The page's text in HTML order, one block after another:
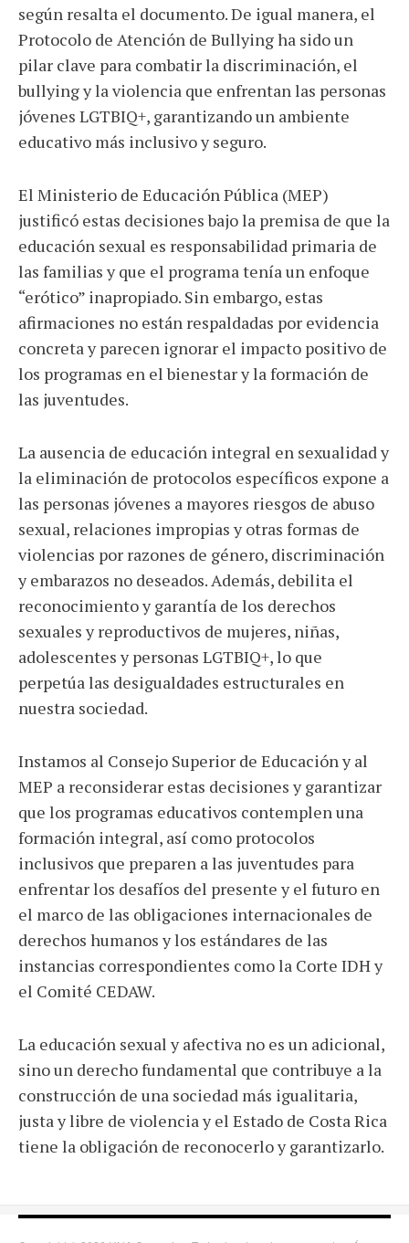
según resalta el documento. De igual manera, el
Protocolo de Atención de Bullying ha sido un
pilar clave para combatir la discriminación, el
bullying y la violencia que enfrentan las personas
jóvenes LGTBIQ+, garantizando un ambiente
educativo más inclusivo y seguro.
El Ministerio de Educación Pública (MEP)
justificó estas decisiones bajo la premisa de que la
educación sexual es responsabilidad primaria de
las familias y que el programa tenía un enfoque
“erótico” inapropiado. Sin embargo, estas
afirmaciones no están respaldadas por evidencia
concreta y parecen ignorar el impacto positivo de
los programas en el bienestar y la formación de
las juventudes.
La ausencia de educación integral en sexualidad y
la eliminación de protocolos específicos expone a
las personas jóvenes a mayores riesgos de abuso
sexual, relaciones impropias y otras formas de
violencias por razones de género, discriminación
y embarazos no deseados. Además, debilita el
reconocimiento y garantía de los derechos
sexuales y reproductivos de mujeres, niñas,
adolescentes y personas LGTBIQ+, lo que
perpetúa las desigualdades estructurales en
nuestra sociedad.
Instamos al Consejo Superior de Educación y al
MEP a reconsiderar estas decisiones y garantizar
que los programas educativos contemplen una
formación integral, así como protocolos
inclusivos que preparen a las juventudes para
enfrentar los desafíos del presente y el futuro en
el marco de las obligaciones internacionales de
derechos humanos y los estándares de las
instancias correspondientes como la Corte IDH y
el Comité CEDAW.
La educación sexual y afectiva no es un adicional,
sino un derecho fundamental que contribuye a la
construcción de una sociedad más igualitaria,
justa y libre de violencia y el Estado de Costa Rica
tiene la obligación de reconocerlo y garantizarlo.